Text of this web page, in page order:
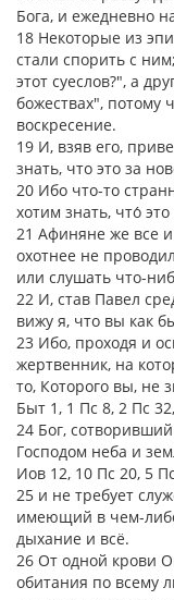
Бога, и ежедневно
18 Некоторые из
стали спорить с
этот суеслов?", а
божествах", потому
воскресение.
19 И, взяв его,
знать, что это за
20 Ибо что-то
хотим знать, что́ это
21 Афиняне же все
охотнее не
или слушать что-
22 И, став Павел
вижу я, что вы как
23 Ибо, проходя и
жертвенник, на
то, Которого вы, не
Быт 1, 1 Пс 8, 2 Пс
24 Бог,
Господом неба и
Иов 12, 10 Пс 20, 5
25 и не требует
имеющий в чем-
дыхание и всё.
26 От одной крови
обитания по всему